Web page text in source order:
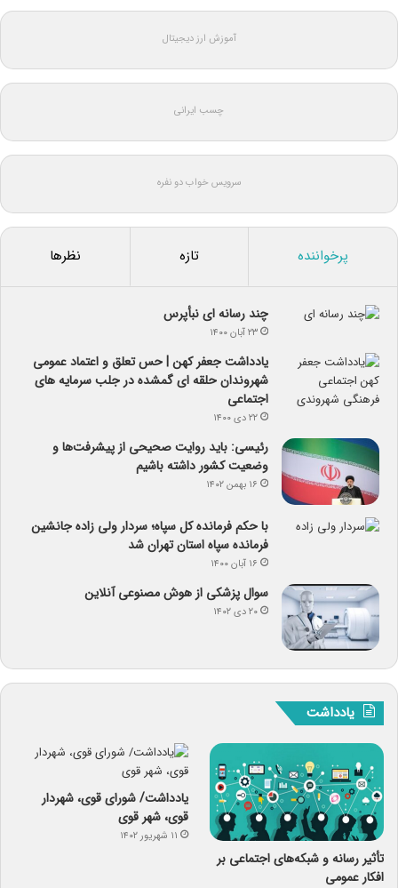
آموزش ارز دیجیتال
چسب ایرانی
سرویس خواب دو نفره
پرخواننده تازه نظرها
چند رسانه ای نبأپرس
۲۳ آبان ۱۴۰۰
یادداشت جعفر کهن | حس تعلق و اعتماد عمومی
شهروندان حلقه ای گمشده در جلب سرمایه های
اجتماعی
۲۲ دی ۱۴۰۰
رئیسی: باید روایت صحیحی از پیشرفت‌ها و
وضعیت کشور داشته باشیم
۱۶ بهمن ۱۴۰۲
با حکم فرمانده کل سپاه؛ سردار ولی زاده جانشین
فرمانده سپاه استان تهران شد
۱۶ آبان ۱۴۰۰
سوال پزشکی از هوش مصنوعی آنلاین
۲۰ دی ۱۴۰۲
یادداشت
تأثیر رسانه و شبکه‌های اجتماعی بر
افکار عمومی
یادداشت/ شورای قوی، شهردار
قوی، شهر قوی
۱۱ شهریور ۱۴۰۲